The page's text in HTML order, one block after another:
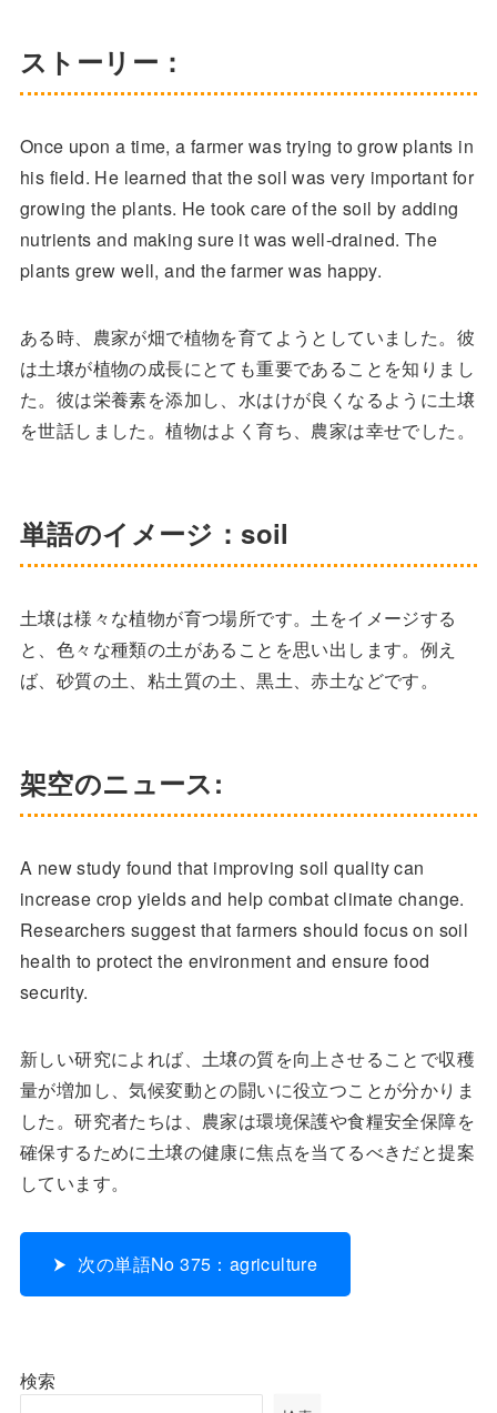
ストーリー：
Once upon a time, a farmer was trying to grow plants in
his field. He learned that the soil was very important for
growing the plants. He took care of the soil by adding
nutrients and making sure it was well-drained. The
plants grew well, and the farmer was happy.
ある時、農家が畑で植物を育てようとしていました。彼
は土壌が植物の成長にとても重要であることを知りまし
た。彼は栄養素を添加し、水はけが良くなるように土壌
を世話しました。植物はよく育ち、農家は幸せでした。
単語のイメージ：soil
土壌は様々な植物が育つ場所です。土をイメージする
と、色々な種類の土があることを思い出します。例え
ば、砂質の土、粘土質の土、黒土、赤土などです。
架空のニュース:
A new study found that improving soil quality can
increase crop yields and help combat climate change.
Researchers suggest that farmers should focus on soil
health to protect the environment and ensure food
security.
新しい研究によれば、土壌の質を向上させることで収穫
量が増加し、気候変動との闘いに役立つことが分かりま
した。研究者たちは、農家は環境保護や食糧安全保障を
確保するために土壌の健康に焦点を当てるべきだと提案
しています。
次の単語No 375：agriculture
検索